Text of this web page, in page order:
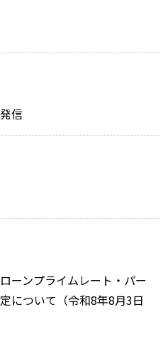
信
ーンプライムレート・パー
について（令和8年8月3日